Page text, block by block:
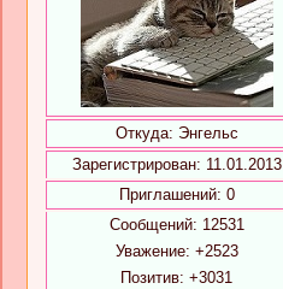
Откуда: Энгельс
Зарегистрирован: 11.01.2013
Приглашений: 0
Сообщений: 12531
Уважение: +2523
Позитив: +3031